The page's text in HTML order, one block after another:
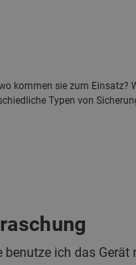
kommen sie zum Einsatz?
Typen von
ich das